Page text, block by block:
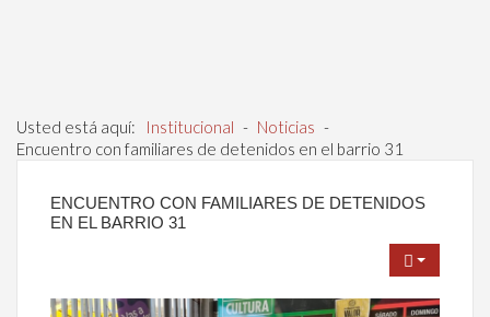
Usted está aquí: Institucional - Noticias -
Encuentro con familiares de detenidos en el barrio 31
ENCUENTRO CON FAMILIARES DE DETENIDOS
EN EL BARRIO 31